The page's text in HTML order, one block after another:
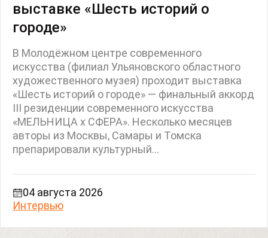
выставке «Шесть историй о
городе»
В Молодёжном центре современного
искусства (филиал Ульяновского областного
художественного музея) проходит выставка
«Шесть историй о городе» — финальный аккорд
III резиденции современного искусства
«МЕЛЬНИЦА х СФЕРА». Несколько месяцев
авторы из Москвы, Самары и Томска
препарировали культурный...
04 августа 2026
Интервью